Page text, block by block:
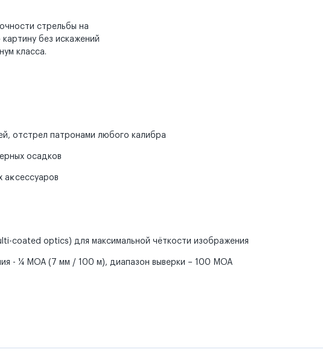
стрельбы на
без искажений
класса.
отстрел патронами любого калибра
осадков
аĸсессуаров
coated optics) для максимальной чёткости изображения
- ¼ МОА (7 мм / 100 м), диапазон выверки – 100 МОА